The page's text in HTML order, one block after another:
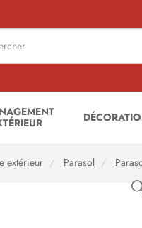
extérieur Parasol